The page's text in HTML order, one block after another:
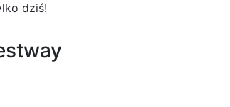
dziś!